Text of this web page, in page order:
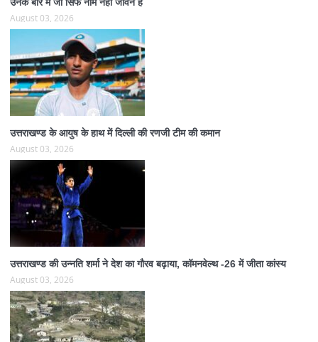
August 03, 2026
उत्तराखण्ड के आयुष के हाथ में दिल्ली की रणजी टीम की कमान
August 03, 2026
उत्तराखण्ड की उन्नति शर्मा ने देश का गौरव बढ़ाया, कॉमनवेल्थ -26 में जीता कांस्य
August 03, 2026